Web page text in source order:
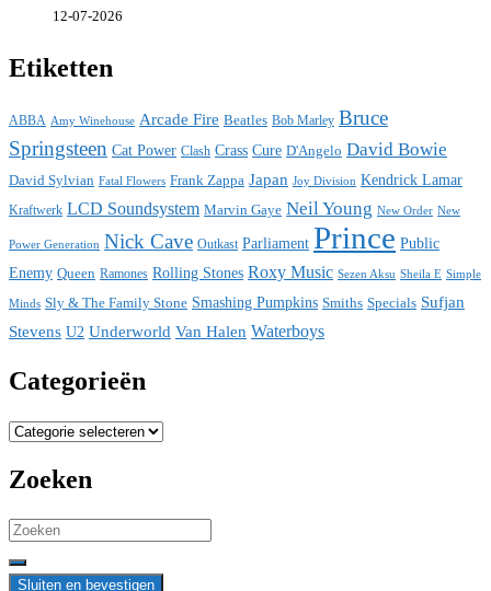
12-07-2026
Etiketten
ABBA Amy Winehouse Arcade Fire Beatles Bob Marley Bruce
Springsteen Cat Power Clash Crass Cure D'Angelo David Bowie
David Sylvian Fatal Flowers Frank Zappa Japan Joy Division Kendrick Lamar
Kraftwerk LCD Soundsystem Marvin Gaye Neil Young New Order New
Power Generation Nick Cave Outkast Parliament Prince Public
Enemy Queen Ramones Rolling Stones Roxy Music Sezen Aksu Sheila E Simple
Minds Sly & The Family Stone Smashing Pumpkins Smiths Specials Sufjan
Stevens U2 Underworld Van Halen Waterboys
Categorieën
Categorieën
Zoeken
Search
for: